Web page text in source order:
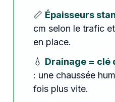
📏 Épaisseurs
cm selon le trafic
en place.
💧 Drainage = clé
: une chaussée
fois plus vite.